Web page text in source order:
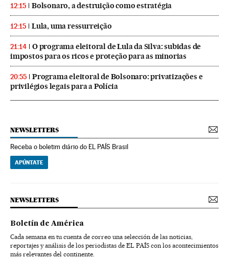
12:15 Bolsonaro, a destruição como estratégia
12:15 Lula, uma ressurreição
21:14
O programa eleitoral de Lula da Silva: subidas de
impostos para os ricos e proteção para as minorias
20:55
Programa eleitoral de Bolsonaro: privatizações e
privilégios legais para a Polícia
NEWSLETTERS
Receba o boletim diário do EL PAÍS Brasil
APÚNTATE
NEWSLETTERS
Boletín de América
Cada semana en tu cuenta de correo una selección de las noticias,
reportajes y análisis de los periodistas de EL PAÍS con los acontecimientos
más relevantes del continente.